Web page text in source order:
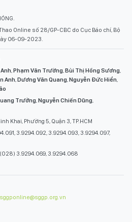
Online số 28/GP-CBC do Cục Báo chí, Bộ
06-09-2023.
,Phạm Văn Trường,Bùi Thị Hồng Sương,
Anh,Dương Văn Quang,Nguyễn Đức Hiển,
Trưởng,Nguyễn Chiến Dũng,
Khai, Phường 5, Quận 3, TP.HCM
3.9294.092, 3.9294.093, 3.9294.097,
3.9294.069, 3.9294.068
sggponline@sggp.org.vn